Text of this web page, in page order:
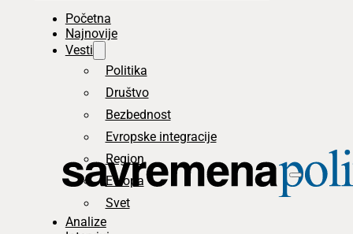
Početna
Najnovije
Vesti
Politika
Društvo
Bezbednost
Evropske integracije
Region
Evropa
Svet
Analize